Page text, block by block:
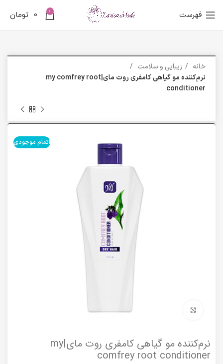
فهرست 0
0 تومان
خانه
زیبایی و سلامت
نرم‌کننده مو گیاهی کامفری روت مای|my comfrey root
conditioner
اتمام موجودی
برای بزرگنمایی کلیک کنید
نرم‌کننده مو گیاهی کامفری روت مای|my
comfrey root conditioner